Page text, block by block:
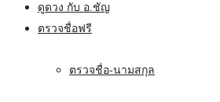
ดูดวง กับ อ.ชัญ
ตรวจชื่อฟรี
ตรวจชื่อ-นามสกุล